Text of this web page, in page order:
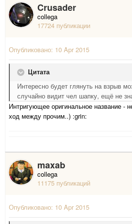
Crusader
collega
17724 публикации
Опубликовано: 10 Apr 2015
Цитата
Интересно будет глянуть на взрыв
случайно видит чел шапку, ещё не
Интригующее оригинальное название -
ход между прочим..) :grin:
maxab
collega
11175 публикаций
Опубликовано: 10 Apr 2015